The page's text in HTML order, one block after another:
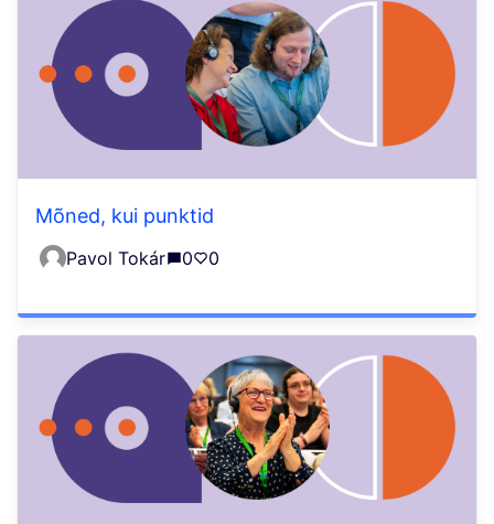
Mõned, kui punktid
Pavol Tokár 0 0